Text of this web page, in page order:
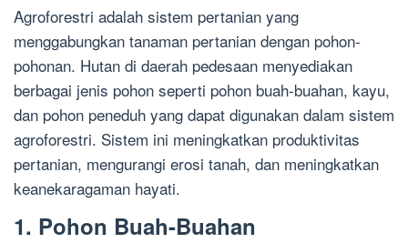
Agroforestri adalah sistem pertanian yang
menggabungkan tanaman pertanian dengan pohon-
pohonan. Hutan di daerah pedesaan menyediakan
berbagai jenis pohon seperti pohon buah-buahan, kayu,
dan pohon peneduh yang dapat digunakan dalam sistem
agroforestri. Sistem ini meningkatkan produktivitas
pertanian, mengurangi erosi tanah, dan meningkatkan
keanekaragaman hayati.
1. Pohon Buah-Buahan